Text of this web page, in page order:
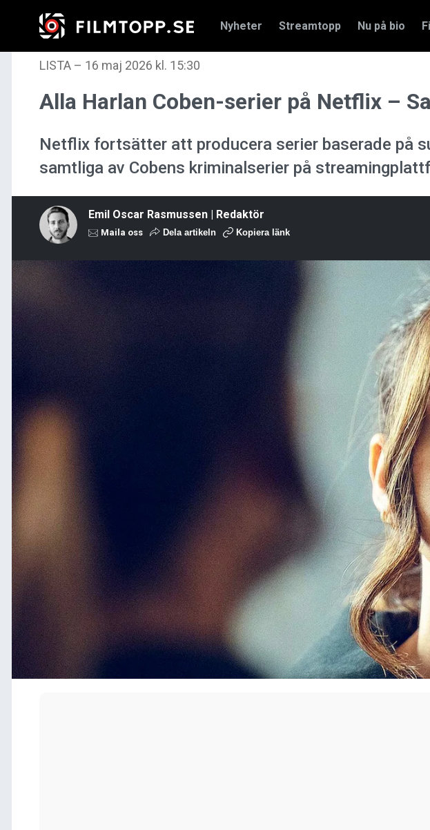
Nyheter Streamtopp Nu på bio
LISTA – 16 maj 2026 kl. 15:30
Alla Harlan Coben-serier på Netflix –
Netflix fortsätter att producera serier baserade på
samtliga av Cobens kriminalserier på
Emil Oscar Rasmussen | Redaktör
Maila oss Dela artikeln Kopiera länk